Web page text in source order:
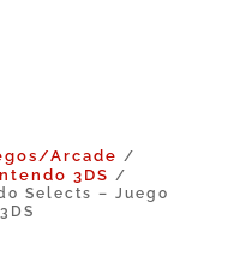
Arcade /
3DS /
Selects – Juego